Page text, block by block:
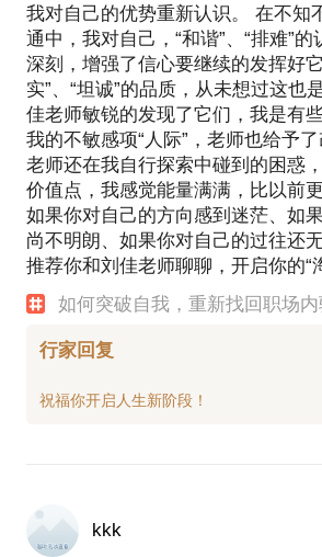
我对自己的优势重新认识。 在不知
通中，我对自己，“和谐”、“排难”
深刻，增强了信心要继续的发挥好
实”、“坦诚”的品质，从未想过这也
佳老师敏锐的发现了它们，我是有
我的不敏感项“人际”，老师也给予
老师还在我自行探索中碰到的困惑
价值点，我感觉能量满满，比以前
如果你对自己的方向感到迷茫、如
尚不明朗、如果你对自己的过往还
推荐你和刘佳老师聊聊，开启你的“
如何突破自我，重新找回职场内
行家回复
kkk